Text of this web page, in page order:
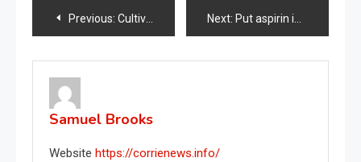
Post
navigation
Previous: Cultiva y planta ensaladas con éxito: ¡cultiva fácilmente tus propias ensaladas! Next: Put aspirin in the washing machine, you’ll never go back: what happens to your clothes?
Samuel Brooks
Website https://corrienews.info/